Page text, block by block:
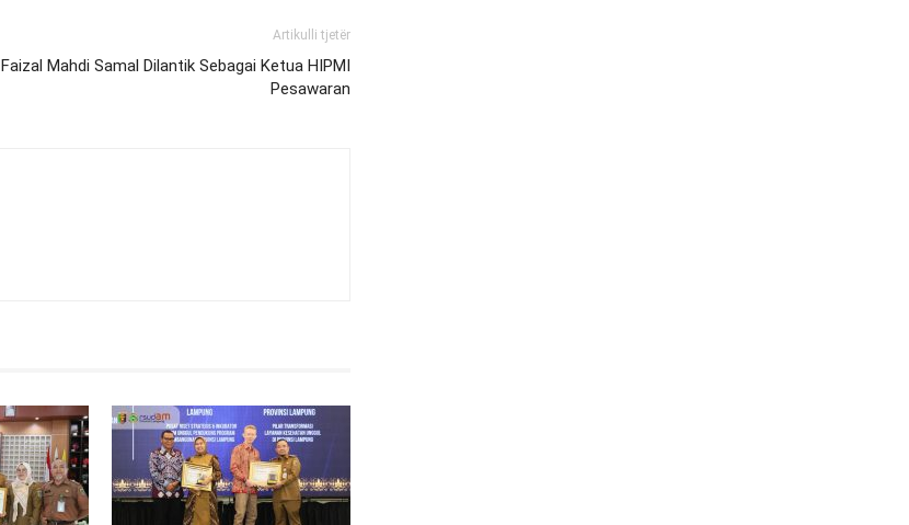
Artikulli tjetër
Faizal Mahdi Samal Dilantik Sebagai Ketua HIPMI
Pesawaran